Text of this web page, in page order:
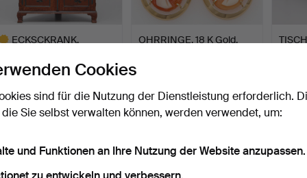
ECKSCKRANK,
Tag
USD
OHRRINGE, 18 K Gold,
211 USD 203
Cookies
sind für die Nutzung der Dienstleistung erforderlich.
Sie selbst verwalten können, werden verwendet, um:
und Funktionen an Ihre Nutzung der Website anzupassen.